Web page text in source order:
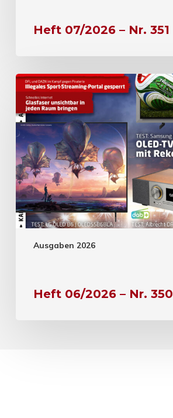
Heft 07/2026 – Nr. 351
Ausgaben 2026
Heft 06/2026 – Nr. 350